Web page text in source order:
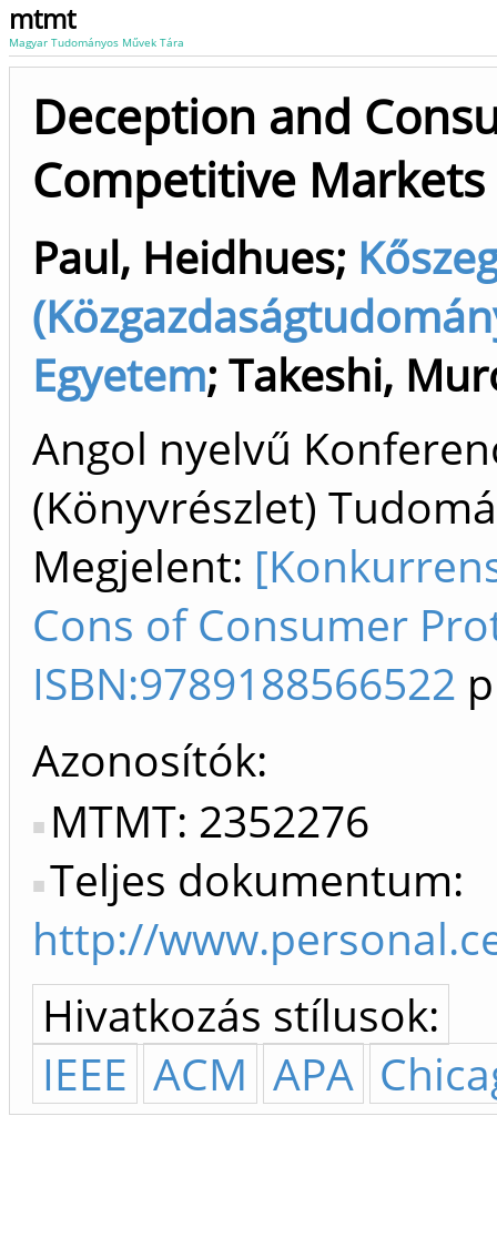
mtmt
Magyar Tudományos Művek Tára
Deception and
Competitive Markets
Paul, Heidhues;
Egyetem; Takeshi,
Angol nyelvű
(Könyvrészlet)
Megjelent:
Cons of Consumer
ISBN:9789188566522
Azonosítók
MTMT: 2352276
Teljes dokumentum:
http://
Hivatkozás stílusok:
IEEE ACM APA